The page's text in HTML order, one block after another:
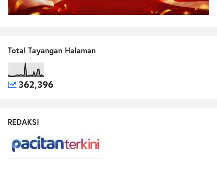
Total Tayangan Halaman
362,396
REDAKSI